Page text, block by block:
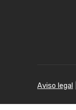
Aviso legal